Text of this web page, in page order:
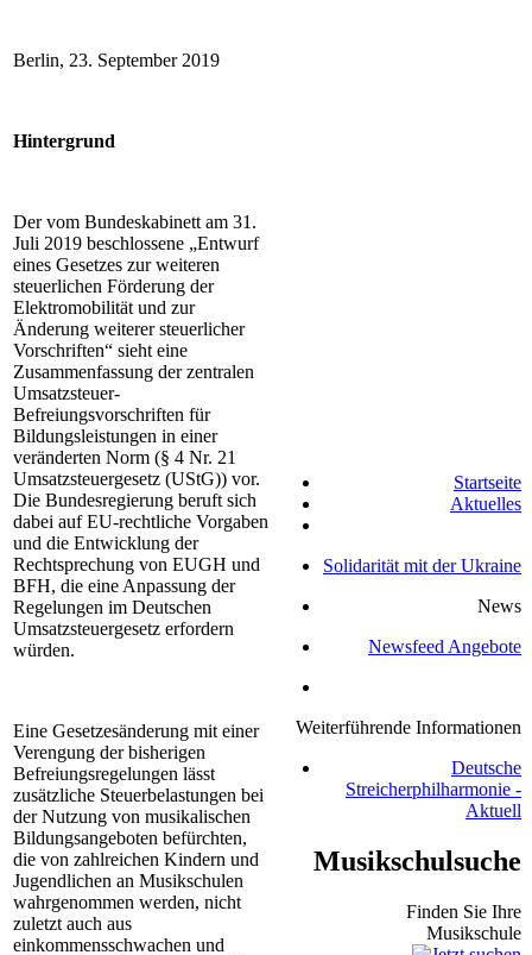
Berlin, 23. September 2019
Hintergrund
Der vom Bundeskabinett am 31.
Juli 2019 beschlossene „Entwurf
eines Gesetzes zur weiteren
steuerlichen Förderung der
Elektromobilität und zur
Änderung weiterer steuerlicher
Vorschriften“ sieht eine
Zusammenfassung der zentralen
Umsatzsteuer-
Befreiungsvorschriften für
Bildungsleistungen in einer
veränderten Norm (§ 4 Nr. 21
Umsatzsteuergesetz (UStG)) vor.
Die Bundesregierung beruft sich
dabei auf EU-rechtliche Vorgaben
und die Entwicklung der
Rechtsprechung von EUGH und
BFH, die eine Anpassung der
Regelungen im Deutschen
Umsatzsteuergesetz erfordern
würden.
Eine Gesetzesänderung mit einer
Verengung der bisherigen
Befreiungsregelungen lässt
zusätzliche Steuerbelastungen bei
der Nutzung von musikalischen
Bildungsangeboten befürchten,
die von zahlreichen Kindern und
Jugendlichen an Musikschulen
wahrgenommen werden, nicht
zuletzt auch aus
einkommensschwachen und
Startseite
Aktuelles
Solidarität mit der Ukraine
News
Newsfeed Angebote
Weiterführende Informationen
Deutsche
Streicherphilharmonie -
Aktuell
Musikschulsuche
Finden Sie Ihre
Musikschule